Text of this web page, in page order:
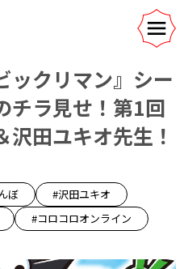
ックリマン』シー
チラ見せ！第1回
田ユキオ先生！
ぼ
#沢田ユキオ
#コロコロオンライン